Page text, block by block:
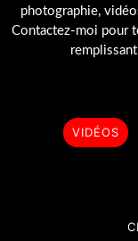
photographie,
Contactez-moi pour
VIDÉOS